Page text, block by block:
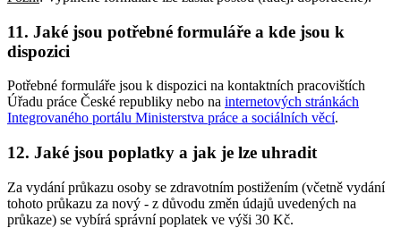
11. Jaké jsou potřebné formuláře a kde jsou k
dispozici
Potřebné formuláře jsou k dispozici na kontaktních pracovištích
Úřadu práce České republiky nebo na internetových stránkách
Integrovaného portálu Ministerstva práce a sociálních věcí.
12. Jaké jsou poplatky a jak je lze uhradit
Za vydání průkazu osoby se zdravotním postižením (včetně vydání
tohoto průkazu za nový - z důvodu změn údajů uvedených na
průkaze) se vybírá správní poplatek ve výši 30 Kč.